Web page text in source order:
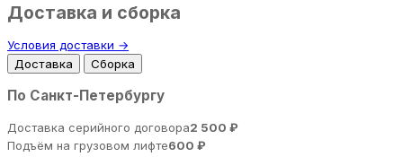
Доставка и сборка
Условия доставки →
Доставка
Сборка
По Санкт-Петербургу
Доставка серийного договора2 500 ₽
Подъём на грузовом лифте600 ₽